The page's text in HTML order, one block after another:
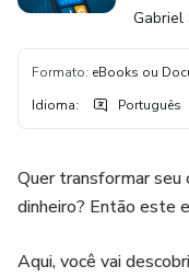
Gabriel
Formato: eBooks ou
Idioma: Português
Quer transformar seu
dinheiro? Então este
Aqui, você vai